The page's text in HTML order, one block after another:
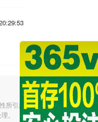
所引起的争议和法律责任。
。